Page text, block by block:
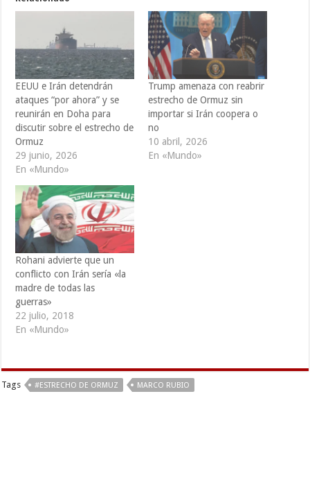
EEUU e Irán detendrán
ataques “por ahora” y se
reunirán en Doha para
discutir sobre el estrecho de
Ormuz
29 junio, 2026
En «Mundo»
Trump amenaza con reabrir
estrecho de Ormuz sin
importar si Irán coopera o
no
10 abril, 2026
En «Mundo»
Rohani advierte que un
conflicto con Irán sería «la
madre de todas las
guerras»
22 julio, 2018
En «Mundo»
Tags #ESTRECHO DE ORMUZ MARCO RUBIO